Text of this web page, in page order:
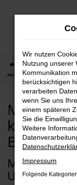
Zum
Startseite Bonn
mit Lieferservice nach Bonn
kaufen
Bonn
MERCEDES-
UNSERE
Wir nutzen
Nutzung unserer
Kommunikation
berücksichtigen
verarbeiten
wenn Sie uns
einem späteren
Sie die
Weitere
Impressum
Folgende